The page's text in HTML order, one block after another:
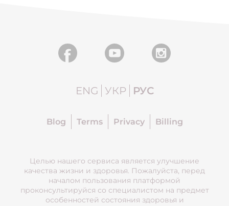
ENG УКР РУС
Blog Terms Privacy Billing
Целью нашего сервиса является улучшение
качества жизни и здоровья. Пожалуйста, перед
началом пользования платформой
проконсультируйся со специалистом на предмет
особенностей состояния здоровья и